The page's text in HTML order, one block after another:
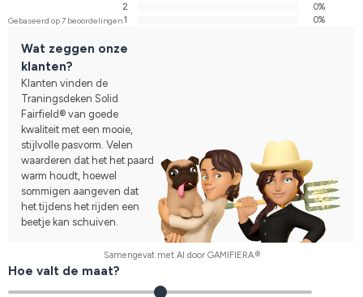
Gebaseerd op 7 beoordelingen
2
0%
1
0%
Wat zeggen onze
klanten?
Klanten vinden de
Traningsdeken Solid
Fairfield® van goede
kwaliteit met een mooie,
stijlvolle pasvorm. Velen
waarderen dat het het paard
warm houdt, hoewel
sommigen aangeven dat
het tijdens het rijden een
beetje kan schuiven.
Samengevat met AI door GAMIFIERA.®
Hoe valt de maat?